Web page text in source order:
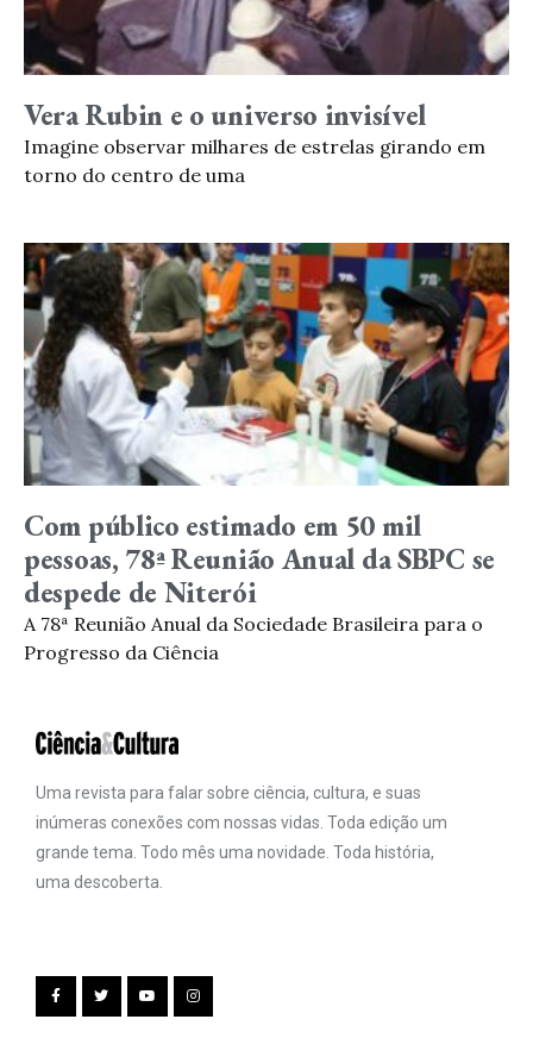
Vera Rubin e o universo invisível
Imagine observar milhares de estrelas girando em
torno do centro de uma
Com público estimado em 50 mil
pessoas, 78ª Reunião Anual da SBPC se
despede de Niterói
A 78ª Reunião Anual da Sociedade Brasileira para o
Progresso da Ciência
Uma revista para falar sobre ciência, cultura, e suas
inúmeras conexões com nossas vidas. Toda edição um
grande tema. Todo mês uma novidade. Toda história,
uma descoberta.